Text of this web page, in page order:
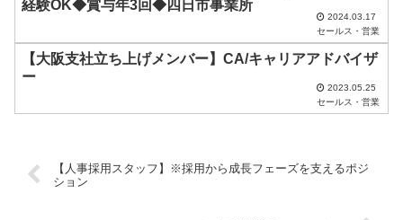
。
経験OK◆賞与年3回◆四日市事業所
2024.03.17
セールス・営業
【大阪支社立ち上げメンバー】CA/キャリアアドバイザ
ー
2023.05.25
セールス・営業
【人事採用スタッフ】※採用から成長フェーズを支えるポジ
ション